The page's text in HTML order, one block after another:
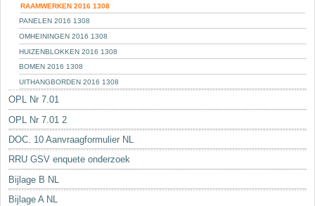
RAAMWERKEN 2016 1308
PANELEN 2016 1308
OMHEININGEN 2016 1308
HUIZENBLOKKEN 2016 1308
BOMEN 2016 1308
UITHANGBORDEN 2016 1308
OPL Nr 7.01
OPL Nr 7.01 2
DOC. 10 Aanvraagformulier NL
RRU GSV enquete onderzoek
Bijlage B NL
Bijlage A NL